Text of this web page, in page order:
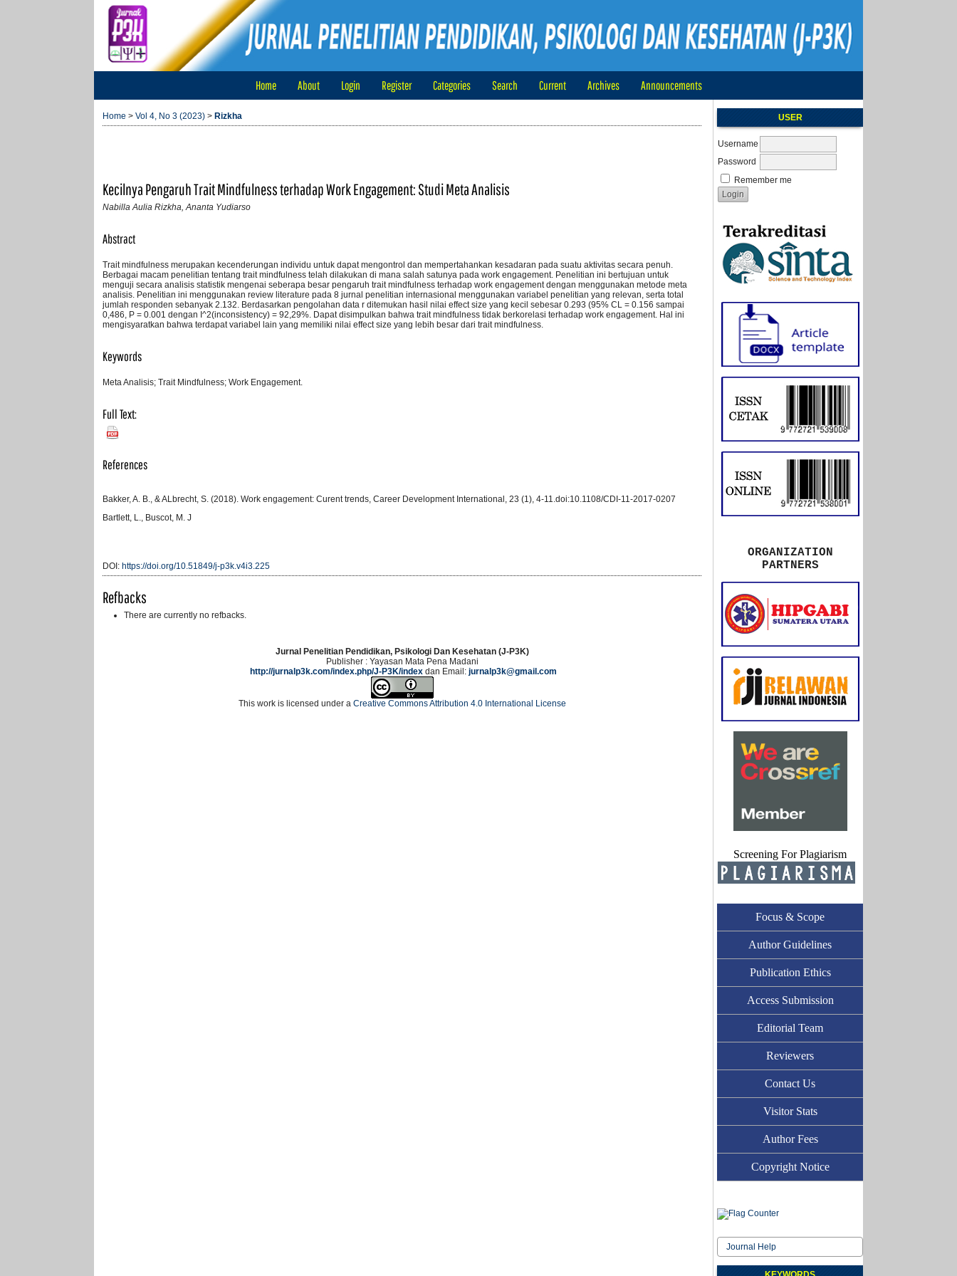
USER
Username
Password
Remember me
ORGANIZATION
PARTNERS
Screening For Plagiarism
Focus & Scope
Author Guidelines
Publication Ethics
Access Submission
Editorial Team
Reviewers
Contact Us
Visitor Stats
Author Fees
Copyright Notice
Journal Help
Home About Login Register Categories Search Current Archives Announcements
Home > Vol 4, No 3 (2023) > Rizkha
Kecilnya Pengaruh Trait Mindfulness terhadap Work Engagement: Studi Meta Analisis
Nabilla Aulia Rizkha, Ananta Yudiarso
Abstract
Trait mindfulness merupakan kecenderungan individu untuk dapat mengontrol dan mempertahankan kesadaran pada suatu aktivitas secara penuh.
Berbagai macam penelitian tentang trait mindfulness telah dilakukan di mana salah satunya pada work engagement. Penelitian ini bertujuan untuk
menguji secara analisis statistik mengenai seberapa besar pengaruh trait mindfulness terhadap work engagement dengan menggunakan metode meta
analisis. Penelitian ini menggunakan review literature pada 8 jurnal penelitian internasional menggunakan variabel penelitian yang relevan, serta total
jumlah responden sebanyak 2.132. Berdasarkan pengolahan data r ditemukan hasil nilai effect size yang kecil sebesar 0.293 (95% CL = 0.156 sampai
0,486, P = 0.001 dengan I^2(inconsistency) = 92,29%. Dapat disimpulkan bahwa trait mindfulness tidak berkorelasi terhadap work engagement. Hal ini
mengisyaratkan bahwa terdapat variabel lain yang memiliki nilai effect size yang lebih besar dari trait mindfulness.
Keywords
Meta Analisis; Trait Mindfulness; Work Engagement.
Full Text:
PDF
References
Bakker, A. B., & ALbrecht, S. (2018). Work engagement: Curent trends, Career Development International, 23 (1), 4-11.doi:10.1108/CDI-11-2017-0207
Bartlett, L., Buscot, M. J
DOI: https://doi.org/10.51849/j-p3k.v4i3.225
Refbacks
There are currently no refbacks.
Jurnal Penelitian Pendidikan, Psikologi Dan Kesehatan (J-P3K)
Publisher : Yayasan Mata Pena Madani
http://jurnalp3k.com/index.php/J-P3K/indexdan Email: jurnalp3k@gmail.com
This work is licensed under a Creative Commons Attribution 4.0 International License